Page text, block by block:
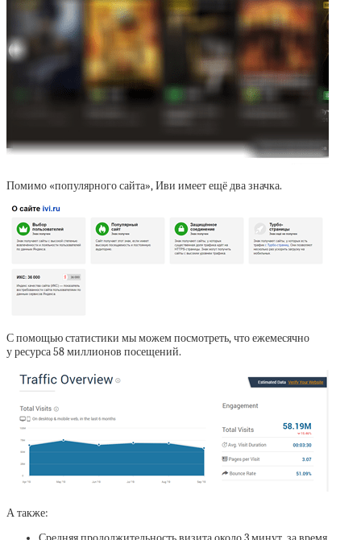
Помимо «популярного сайта», Иви имеет ещё два значка.
С помощью статистики мы можем посмотреть, что ежемесячно
у ресурса 58 миллионов посещений.
А также: